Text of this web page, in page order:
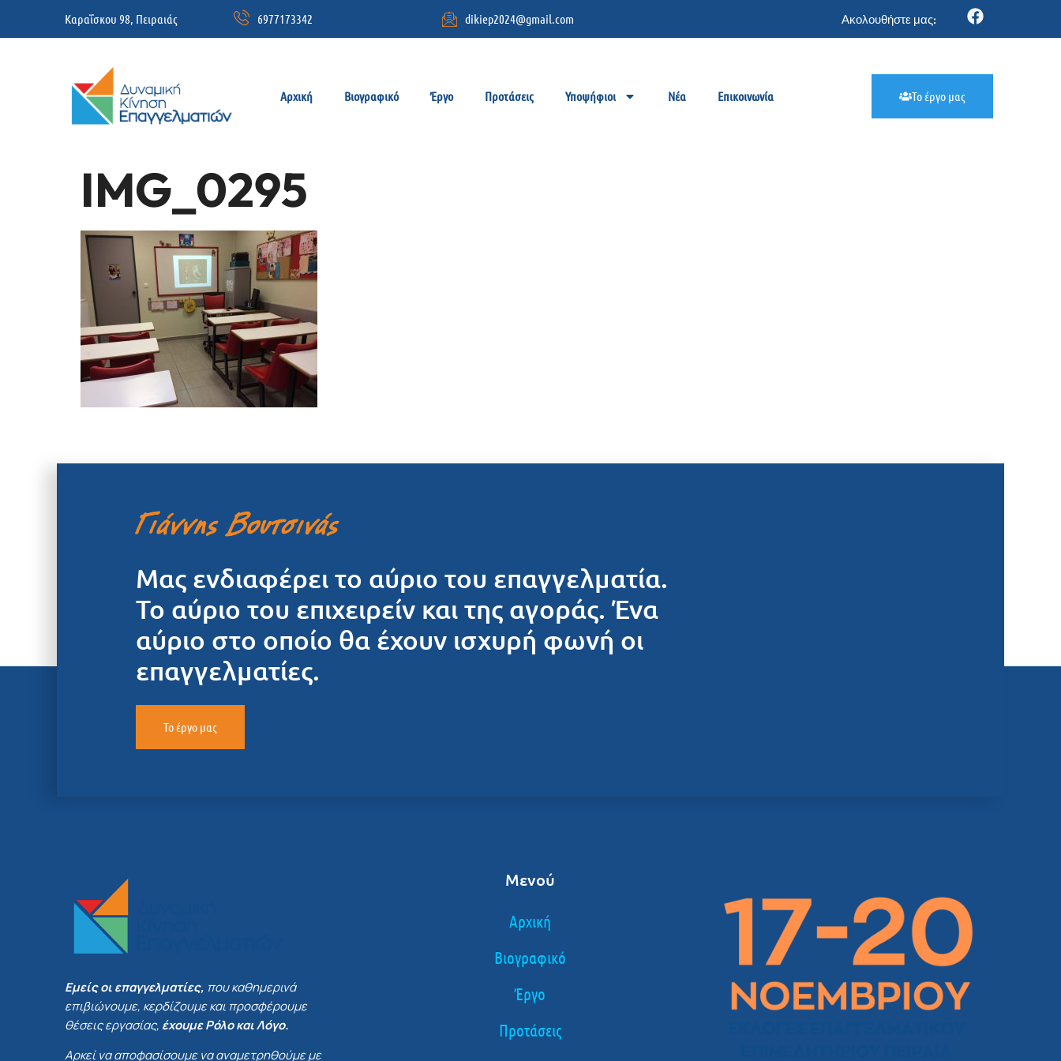
Καραΐσκου 98, Πειραιάς 6977173342 dikiep2024@gmail.com Ακολουθήστε μας:
Αρχική Βιογραφικό Έργο Προτάσεις Υποψήφιοι Νέα Επικοινωνία Το έργο μας
IMG_0295
Μας ενδιαφέρει το αύριο του επαγγελματία.
Το αύριο του επιχειρείν και της αγοράς. Ένα
αύριο στο οποίο θα έχουν ισχυρή φωνή οι
επαγγελματίες.
Το έργο μας
Εμείς οι επαγγελματίες, που καθημερινά
επιβιώνουμε, κερδίζουμε και προσφέρουμε
θέσεις εργασίας, έχουμε Ρόλο και Λόγο.
Αρκεί να αποφασίσουμε να αναμετρηθούμε με
Μενού
Αρχική
Βιογραφικό
Έργο
Προτάσεις